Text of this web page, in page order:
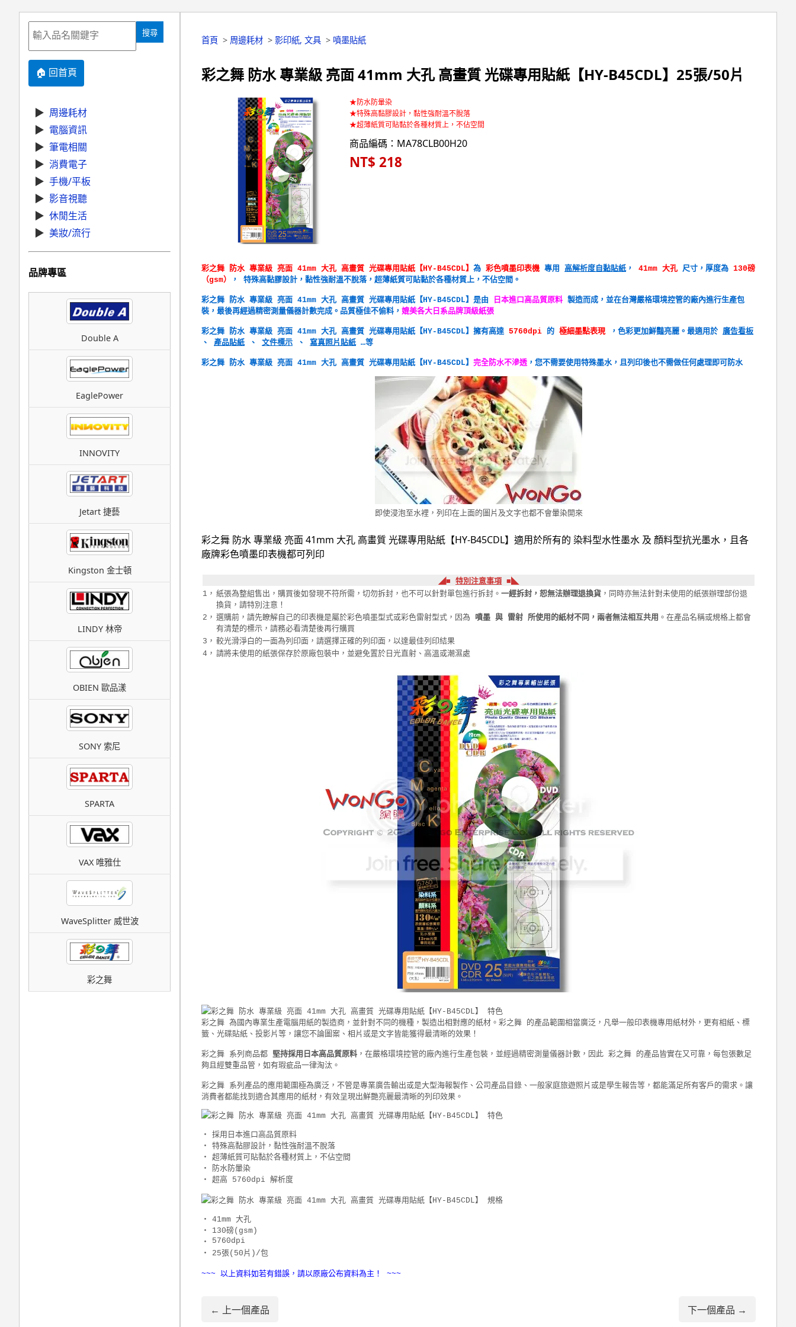
搜尋
🏠 回首頁
▶ 周邊耗材
▶ 電腦資訊
▶ 筆電相關
▶ 消費電子
▶ 手機/平板
▶ 影音視聽
▶ 休閒生活
▶ 美妝/流行
品牌專區
Double A
EaglePower
INNOVITY
Jetart 捷藝
Kingston 金士頓
LINDY 林帝
OBIEN 歐品漾
SONY 索尼
SPARTA
VAX 唯雅仕
WaveSplitter 威世波
彩之舞
首頁 > 周邊耗材 > 影印紙, 文具 > 噴墨貼紙
彩之舞 防水 專業級 亮面 41mm 大孔 高畫質 光碟專用貼紙【HY-B45CDL】25張/50片
★防水防暈染
★特殊高黏膠設計，黏性強耐溫不脫落
★超薄紙質可貼黏於各種材質上，不佔空間
商品編碼：MA78CLB00H20
NT$ 218
彩之舞 防水 專業級 亮面 41mm 大孔 高畫質 光碟專用貼紙【HY-B45CDL】 為 彩色噴墨印表機 專用 高解析度自黏貼紙， 41mm 大孔 尺寸，厚度為 130磅
（gsm）
， 特殊高黏膠設計，黏性強耐溫不脫落，超薄紙質可貼黏於各種材質上，不佔空間。
彩之舞 防水 專業級 亮面 41mm 大孔 高畫質 光碟專用貼紙【HY-B45CDL】是由 日本進口高品質原料 製造而成，並在台灣嚴格環境控管的廠內進行生產包
裝，最後再經過精密測量儀器計數完成。品質極佳不偷料， 媲美各大日系品牌頂級紙張
彩之舞 防水 專業級 亮面 41mm 大孔 高畫質 光碟專用貼紙【HY-B45CDL】擁有高達 5760dpi 的 極細墨點表現 ，色彩更加鮮豔亮麗。最適用於 廣告看板
、 產品貼紙、 文件標示 、 寫真照片貼紙…等
彩之舞 防水 專業級 亮面 41mm 大孔 高畫質 光碟專用貼紙【HY-B45CDL】 完全防水不滲透 ，您不需要使用特殊墨水，且列印後也不需做任何處理即可防水
即使浸泡至水裡，列印在上面的圖片及文字也都不會暈染開來
彩之舞 防水 專業級 亮面 41mm 大孔 高畫質 光碟專用貼紙【HY-B45CDL】適用於所有的 染料型水性墨水 及 顏料型抗光墨水，且各
廠牌彩色噴墨印表機都可列印
◢■ 特別注意事項 ■◣
1， 紙張為整組售出，購買後如發現不符所需，切勿拆封，也不可以針對單包進行拆封。 一經拆封，恕無法辦理退換貨 ，同時亦無法針對未使用的紙張辦理部份退
換貨，請特別注意！
2， 選購前，請先瞭解自己的印表機是屬於彩色噴墨型式或彩色雷射型式，因為 噴墨 與 雷射 所使用的紙材不同，兩者無法相互共用 。在產品名稱或規格上都會
有清楚的標示，請務必看清楚後再行購買
3， 較光滑淨白的一面為列印面，請選擇正確的列印面，以達最佳列印結果
4， 請將未使用的紙張保存於原廠包裝中，並避免置於日光直射、高溫或潮濕處
彩之舞 為國內專業生產電腦用紙的製造商，並針對不同的機種，製造出相對應的紙材。彩之舞 的產品範圍相當廣泛，凡舉一般印表機專用紙材外，更有相紙、標
籤、光碟貼紙、投影片等，讓您不論圖案、相片或是文字皆能獲得最清晰的效果！
彩之舞 系列商品都 堅持採用日本高品質原料 ，在嚴格環境控管的廠內進行生產包裝，並經過精密測量儀器計數，因此 彩之舞 的產品皆實在又可靠，每包張數足
夠且經雙重品管，如有瑕疵品一律淘汰。
彩之舞 系列產品的應用範圍極為廣泛，不管是專業廣告輸出或是大型海報製作、公司產品目錄、一般家庭旅遊照片或是學生報告等，都能滿足所有客戶的需求。讓
消費者都能找到適合其應用的紙材，有效呈現出鮮艷亮麗最清晰的列印效果。
‧
採用日本進口高品質原料
‧
特殊高黏膠設計，黏性強耐溫不脫落
‧
超薄紙質可貼黏於各種材質上，不佔空間
‧
防水防暈染
‧
超高 5760dpi 解析度
‧
41mm 大孔
‧
130磅(gsm)
‧
5760dpi
‧
25張(50片)/包
~~~ 以上資料如若有錯誤，請以原廠公布資料為主！ ~~~
← 上一個產品 下一個產品 →